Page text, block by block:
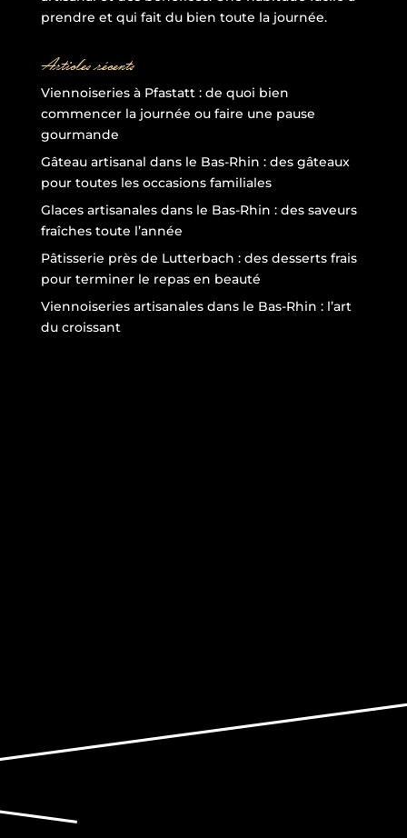
prendre et qui fait du bien toute la journée.
Articles récents
Viennoiseries à Pfastatt : de quoi bien
commencer la journée ou faire une pause
gourmande
Gâteau artisanal dans le Bas-Rhin : des gâteaux
pour toutes les occasions familiales
Glaces artisanales dans le Bas-Rhin : des saveurs
fraîches toute l’année
Pâtisserie près de Lutterbach : des desserts frais
pour terminer le repas en beauté
Viennoiseries artisanales dans le Bas-Rhin : l’art
du croissant